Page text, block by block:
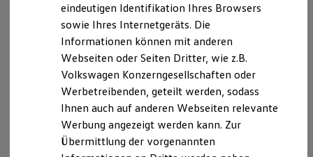
Lifestyle Shop
T-Roc Kollektion
Golf Kollektion
Volkswagen Kollektion
R-Kollektion
GTI Kollektion
Fußball Drop
we drive football
#wedriveproud
Besitzer und Service
myVolkswagen
eindeutigen Identifikation Ihres Browsers
sowie Ihres Internetgeräts. Die
Informationen können mit anderen
Webseiten oder Seiten Dritter, wie z.B.
Volkswagen Konzerngesellschaften oder
Werbetreibenden, geteilt werden, sodass
Ihnen auch auf anderen Webseiten relevante
Werbung angezeigt werden kann. Zur
Übermittlung der vorgenannten